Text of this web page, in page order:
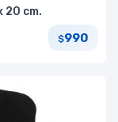
20 cm.
$990